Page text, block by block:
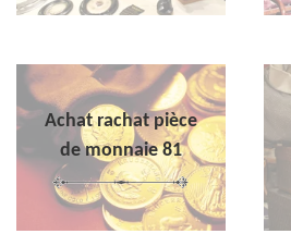
Achat rachat pièce
de monnaie 81